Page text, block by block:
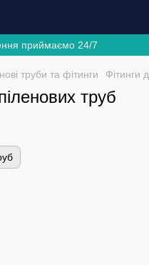
приймаємо 24/7
труби та фітинги Фітинги
труб